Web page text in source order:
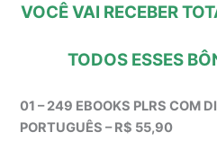
VOCÊ VAI RECEBER
TODOS ESSES
01 – 249 EBOOKS PLRS COM
PORTUGUÊS – R$ 55,90